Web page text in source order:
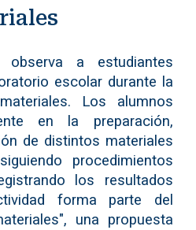
a estudiantes
escolar durante la
Los alumnos
en la preparación,
de distintos materiales
procedimientos
los resultados
forma parte del
una propuesta